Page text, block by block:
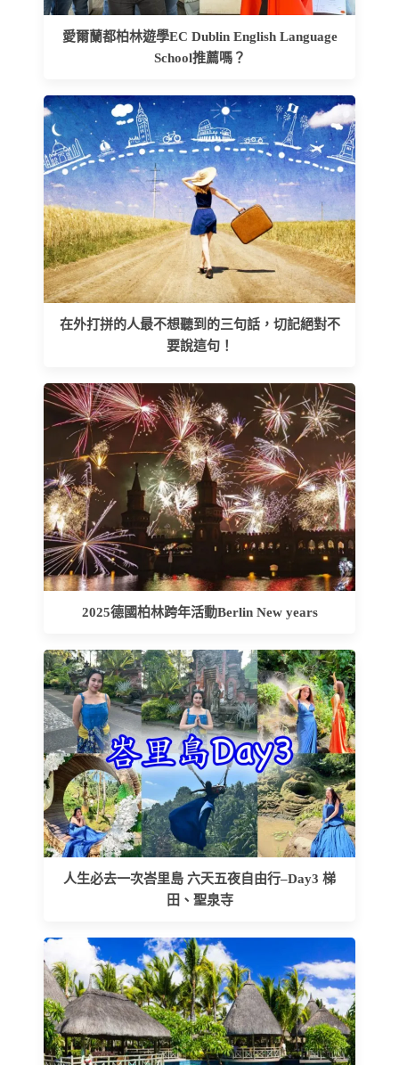
愛爾蘭都柏林遊學EC Dublin English Language
School推薦嗎？
在外打拼的人最不想聽到的三句話，切記絕對不
要說這句！
2025德國柏林跨年活動Berlin New years
人生必去一次峇里島 六天五夜自由行–Day3 梯
田、聖泉寺